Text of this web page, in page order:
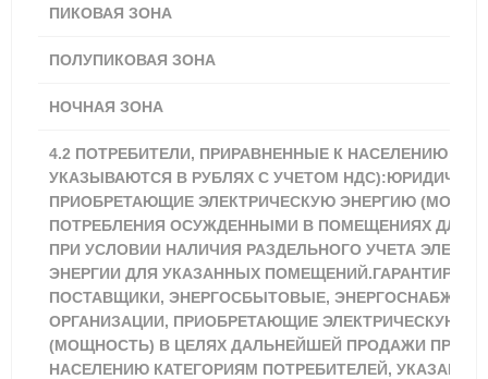
ПИКОВАЯ ЗОНА
ПОЛУПИКОВАЯ ЗОНА
НОЧНАЯ ЗОНА
4.2 ПОТРЕБИТЕЛИ, ПРИРАВНЕННЫЕ К НАСЕЛЕНИЮ
УКАЗЫВАЮТСЯ В РУБЛЯХ С УЧЕТОМ
ПРИОБРЕТАЮЩИЕ ЭЛЕКТРИЧЕСКУЮ ЭНЕРГИЮ
ПОТРЕБЛЕНИЯ ОСУЖДЕННЫМИ В ПОМЕЩЕНИЯХ ДЛЯ
ПРИ УСЛОВИИ НАЛИЧИЯ РАЗДЕЛЬНОГО УЧЕТА
ЭНЕРГИИ ДЛЯ УКАЗАННЫХ
ПОСТАВЩИКИ, ЭНЕРГОСБЫТОВЫЕ,
ОРГАНИЗАЦИИ, ПРИОБРЕТАЮЩИЕ ЭЛЕКТРИЧЕСКУЮ
(МОЩНОСТЬ) В ЦЕЛЯХ ДАЛЬНЕЙШЕЙ ПРОДАЖИ
НАСЕЛЕНИЮ КАТЕГОРИЯМ ПОТРЕБИТЕЛЕЙ,